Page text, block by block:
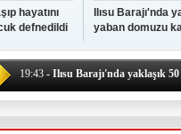
hayatını
defnedildi
Ilısu Barajı'nda
yaban domuzu
- OKUMAK İÇİN TIKLAYIN
19:43 - Ilısu Barajı'nda yaklaşık
19:42- Hacıoğlu: UMKE ekipleri
19:08- HÜDA PAR Şırnak il